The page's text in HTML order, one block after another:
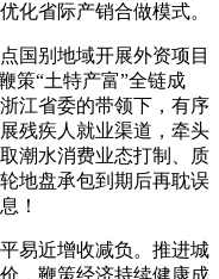
化省际产销合做模式。
别地域开展外资项目
策“土特产富”全链成
江省委的带领下，有序
残疾人就业渠道，牵头
潮水消费业态打制、质
地盘承包到期后再耽误
！
近增收减负。推进城